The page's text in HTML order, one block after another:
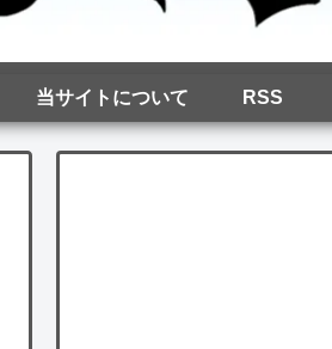
当サイトについて RSS